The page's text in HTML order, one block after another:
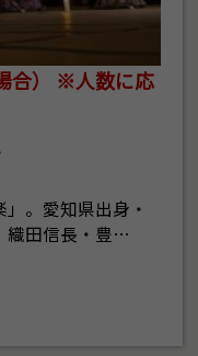
合） ※人数に応
。愛知県出身・
織田信長・豊…